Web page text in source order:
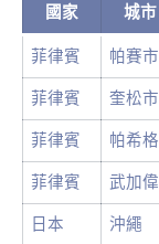
國家 城市
菲律賓 帕賽市
菲律賓 奎松市
菲律賓 帕希格
菲律賓 武加偉
日本 沖繩